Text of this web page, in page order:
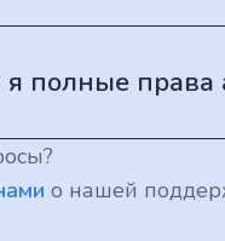
полные права
о нашей